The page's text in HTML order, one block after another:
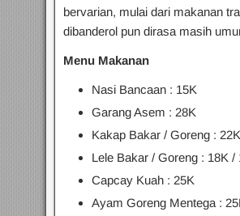
bervarian, mulai dari makanan
dibanderol pun dirasa masih
Menu Makanan
Nasi Bancaan : 15K
Garang Asem : 28K
Kakap Bakar / Goreng :
Lele Bakar / Goreng : 18K /
Capcay Kuah : 25K
Ayam Goreng Mentega :